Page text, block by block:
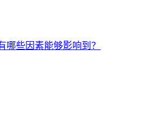
哪些因素能够影响到？